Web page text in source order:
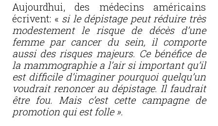
Aujourdhui, des médecins américains
écrivent: « si le dépistage peut réduire très
modestement le risque de décès d’une
femme par cancer du sein, il comporte
aussi des risques majeurs. Ce bénéfice de
la mammographie a l’air si important qu’il
est difficile d’imaginer pourquoi quelqu’un
voudrait renoncer au dépistage. Il faudrait
être fou. Mais c’est cette campagne de
promotion qui est folle ».